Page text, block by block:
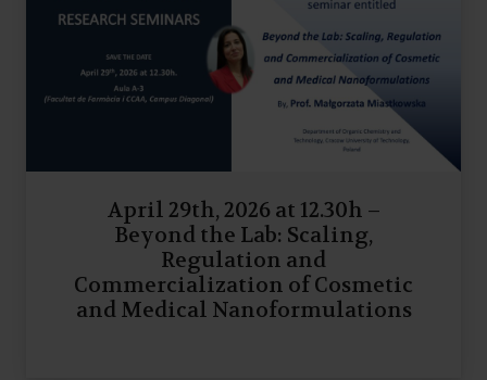
April 29th, 2026 at 12.30h –
Beyond the Lab: Scaling,
Regulation and
Commercialization of Cosmetic
and Medical Nanoformulations